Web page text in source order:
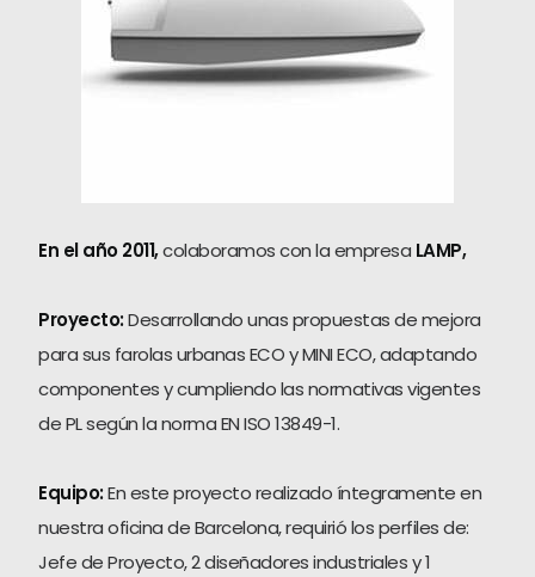
En el año 2011,colaboramos con la empresa LAMP,
Proyecto:Desarrollando unas propuestas de mejora
para sus farolas urbanas ECO y MINI ECO, adaptando
componentes y cumpliendo las normativas vigentes
de PL según la norma EN ISO 13849-1.
Equipo:En este proyecto realizado íntegramente en
nuestra oficina de Barcelona, requirió los perfiles de:
Jefe de Proyecto, 2 diseñadores industriales y 1